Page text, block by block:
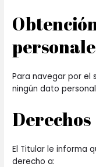
Para navegar por el
ningún dato
Derechos
El Titular le informa
derecho a: